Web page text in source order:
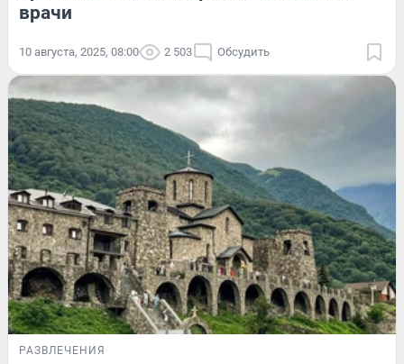
врачи
10 августа, 2025, 08:00 2 503 Обсудить
РАЗВЛЕЧЕНИЯ